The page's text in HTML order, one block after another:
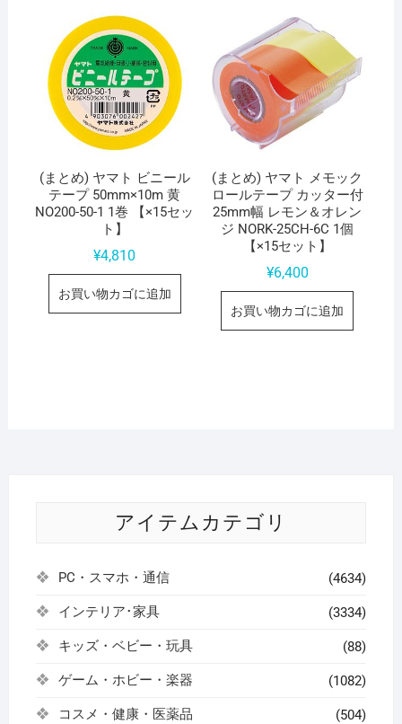
(まとめ) ヤマト ビニール
テープ 50mm×10m 黄
NO200-50-1 1巻 【×15セッ
ト】
¥4,810
お買い物カゴに追加
(まとめ) ヤマト メモック
ロールテープ カッター付
25mm幅 レモン＆オレン
ジ NORK-25CH-6C 1個
【×15セット】
¥6,400
お買い物カゴに追加
アイテムカテゴリ
PC・スマホ・通信 (4634)
インテリア･家具 (3334)
キッズ・ベビー・玩具 (88)
ゲーム・ホビー・楽器 (1082)
コスメ・健康・医薬品 (504)